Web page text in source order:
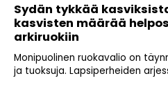
Sydän tykkää
kasvisten määrää
arkiruokiin
Monipuolinen ruokavalio on
ja tuoksuja. Lapsiperheiden